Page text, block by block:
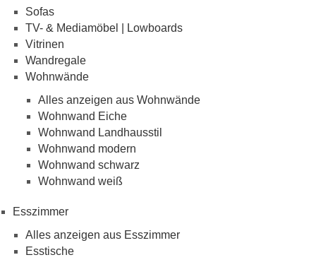
Sofas
TV- & Mediamöbel | Lowboards
Vitrinen
Wandregale
Wohnwände
Alles anzeigen aus Wohnwände
Wohnwand Eiche
Wohnwand Landhausstil
Wohnwand modern
Wohnwand schwarz
Wohnwand weiß
Esszimmer
Alles anzeigen aus Esszimmer
Esstische